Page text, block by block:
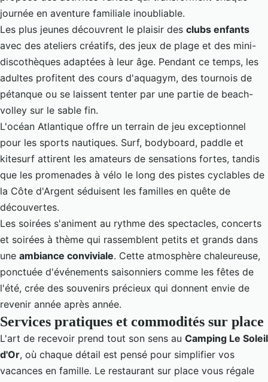
journée en aventure familiale inoubliable.
Les plus jeunes découvrent le plaisir des clubs enfants
avec des ateliers créatifs, des jeux de plage et des mini-
discothèques adaptées à leur âge. Pendant ce temps, les
adultes profitent des cours d'aquagym, des tournois de
pétanque ou se laissent tenter par une partie de beach-
volley sur le sable fin.
L'océan Atlantique offre un terrain de jeu exceptionnel
pour les sports nautiques. Surf, bodyboard, paddle et
kitesurf attirent les amateurs de sensations fortes, tandis
que les promenades à vélo le long des pistes cyclables de
la Côte d'Argent séduisent les familles en quête de
découvertes.
Les soirées s'animent au rythme des spectacles, concerts
et soirées à thème qui rassemblent petits et grands dans
une ambiance conviviale. Cette atmosphère chaleureuse,
ponctuée d'événements saisonniers comme les fêtes de
l'été, crée des souvenirs précieux qui donnent envie de
revenir année après année.
Services pratiques et commodités sur place
L'art de recevoir prend tout son sens au Camping Le Soleil
d'Or, où chaque détail est pensé pour simplifier vos
vacances en famille. Le restaurant sur place vous régale